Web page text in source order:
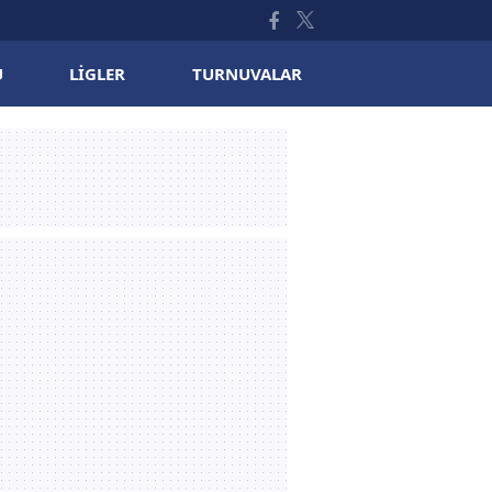
LIGLER TURNUVALAR